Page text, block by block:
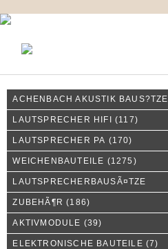
ACHENBACH AKUSTIK BAUS?TZE
LAUTSPRECHER HIFI (117)
LAUTSPRECHER PA (170)
WEICHENBAUTEILE (1275)
LAUTSPRECHERBAUSÃ¤TZE
ZUBEHÃ¶R (186)
AKTIVMODULE (39)
ELEKTRONISCHE BAUTEILE (7)